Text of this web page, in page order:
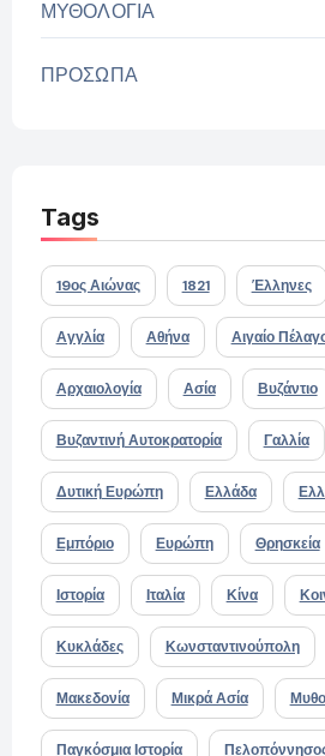
ΜΥΘΟΛΟΓΙΑ
ΠΡΟΣΩΠΑ
Tags
19ος Αιώνας 1821 Έλληνες
Αγγλία Αθήνα Αιγαίο
Αρχαιολογία Ασία Βυζάντιο
Βυζαντινή Αυτοκρατορία Γαλλία
Δυτική Ευρώπη Ελλάδα
Εμπόριο Ευρώπη Θρησκεία
Ιστορία Ιταλία Κίνα
Κυκλάδες Κωνσταντινούπολη
Μακεδονία Μικρά Ασία
Παγκόσμια Ιστορία